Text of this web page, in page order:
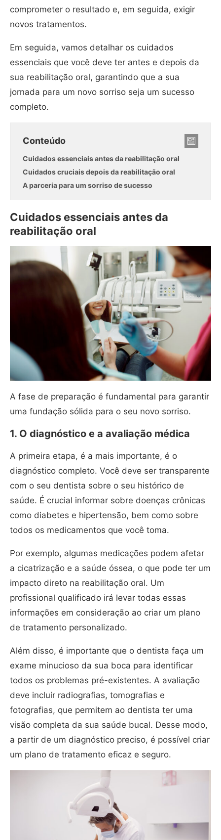
comprometer o resultado e, em seguida, exigir
novos tratamentos.
Em seguida, vamos detalhar os cuidados
essenciais que você deve ter antes e depois da
sua reabilitação oral, garantindo que a sua
jornada para um novo sorriso seja um sucesso
completo.
Conteúdo
Cuidados essenciais antes da reabilitação oral
Cuidados cruciais depois da reabilitação oral
A parceria para um sorriso de sucesso
Cuidados essenciais antes da
reabilitação oral
A fase de preparação é fundamental para garantir
uma fundação sólida para o seu novo sorriso.
1. O diagnóstico e a avaliação médica
A primeira etapa, é a mais importante, é o
diagnóstico completo. Você deve ser transparente
com o seu dentista sobre o seu histórico de
saúde. É crucial informar sobre doenças crônicas
como diabetes e hipertensão, bem como sobre
todos os medicamentos que você toma.
Por exemplo, algumas medicações podem afetar
a cicatrização e a saúde óssea, o que pode ter um
impacto direto na reabilitação oral. Um
profissional qualificado irá levar todas essas
informações em consideração ao criar um plano
de tratamento personalizado.
Além disso, é importante que o dentista faça um
exame minucioso da sua boca para identificar
todos os problemas pré-existentes. A avaliação
deve incluir radiografias, tomografias e
fotografias, que permitem ao dentista ter uma
visão completa da sua saúde bucal. Desse modo,
a partir de um diagnóstico preciso, é possível criar
um plano de tratamento eficaz e seguro.